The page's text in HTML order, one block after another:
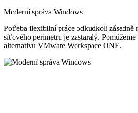
Moderní správa Windows
Potřeba flexibilní práce odkudkoli zásadně
síťového perimetru je zastaralý.
alternativu VMware Workspace ONE.